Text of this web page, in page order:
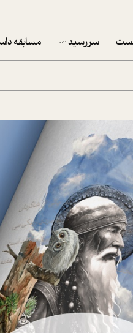
سررسید
پکيج نوروزي موفقيت
تقویم رومیزی
تقویم دیواری
مسابقه